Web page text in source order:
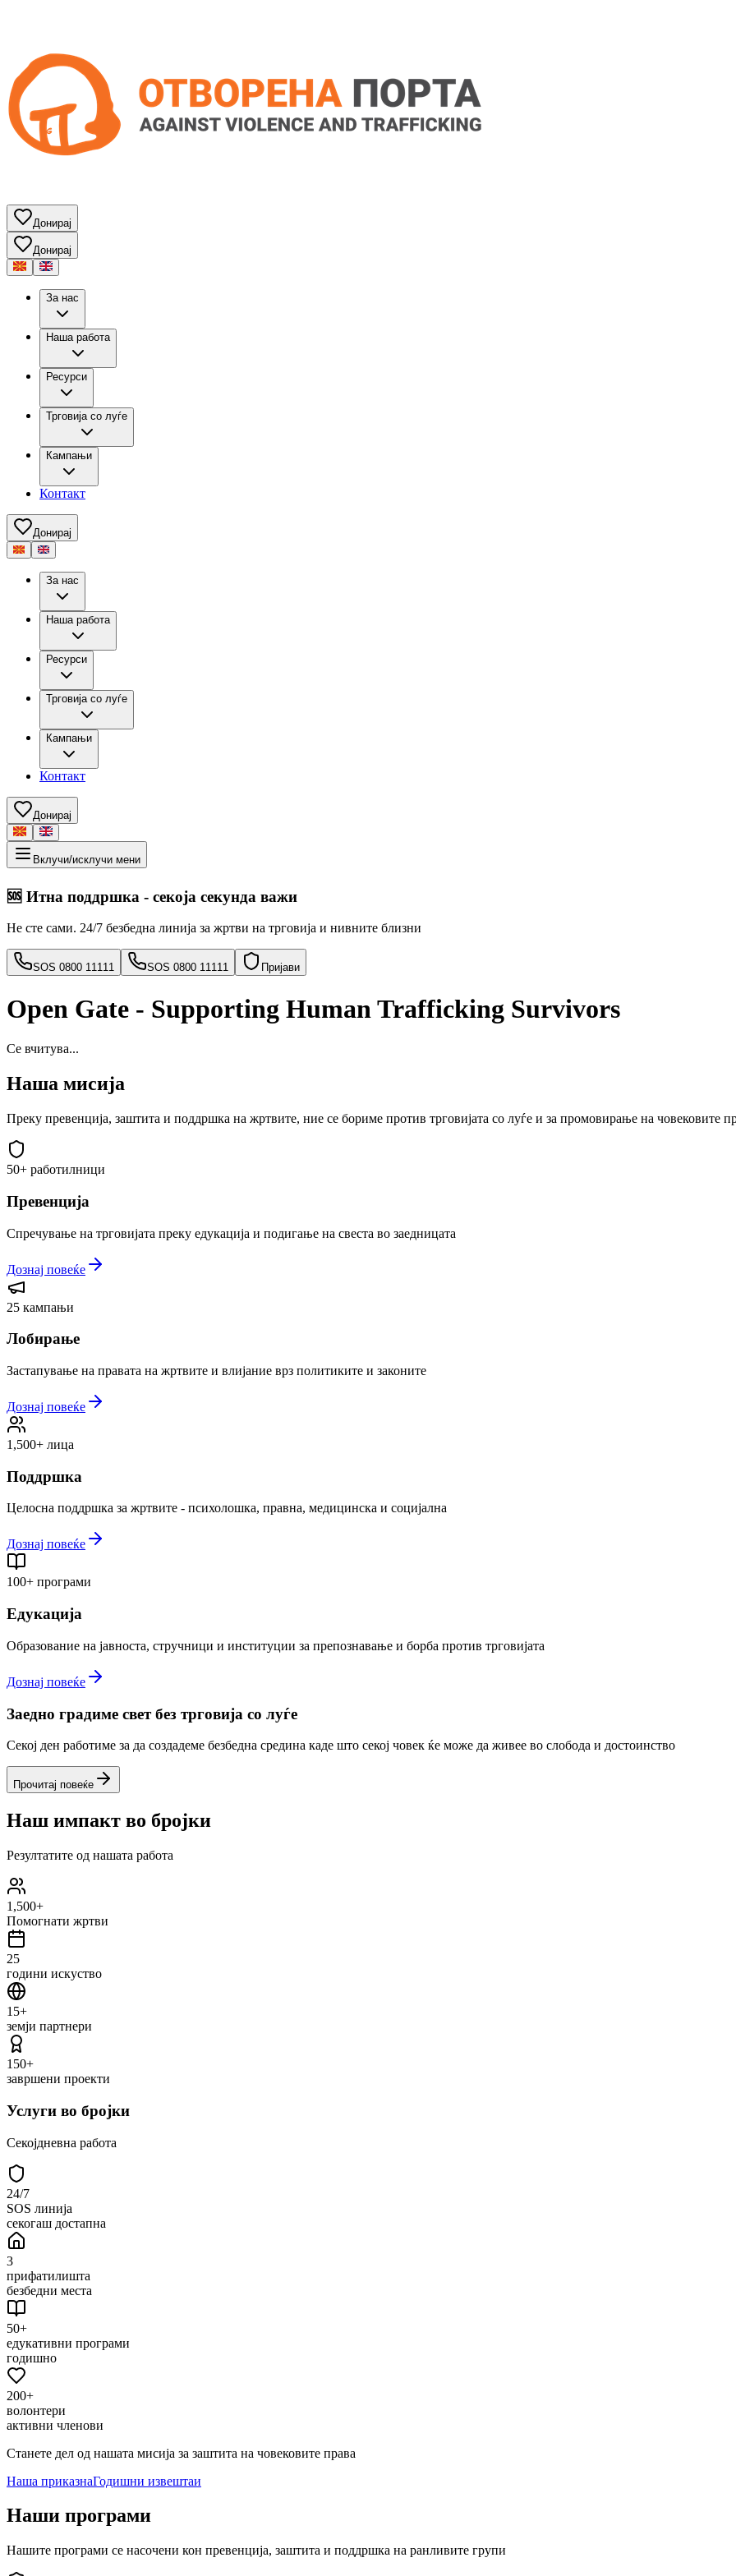
Донирај
Донирај
За нас
Наша работа
Ресурси
Трговија со луѓе
Кампањи
Контакт
Донирај
За нас
Наша работа
Ресурси
Трговија со луѓе
Кампањи
Контакт
Донирај
Вклучи/исклучи мени
🆘 Итна поддршка - секоја секунда важи
Не сте сами. 24/7 безбедна линија за жртви на трговија и нивните близни
SOS 0800 11111 SOS 0800 11111 Пријави
Open Gate - Supporting Human Trafficking Survivors
Се вчитува...
Наша мисија
Преку превенција, заштита и поддршка на жртвите, ние се бориме против трговијата со луѓе и за промовирање на човековите
50+ работилници
Превенција
Спречување на трговијата преку едукација и подигање на свеста во заедницата
Дознај повеќе
25 кампањи
Лобирање
Застапување на правата на жртвите и влијание врз политиките и законите
Дознај повеќе
1,500+ лица
Поддршка
Целосна поддршка за жртвите - психолошка, правна, медицинска и социјална
Дознај повеќе
100+ програми
Едукација
Образование на јавноста, стручници и институции за препознавање и борба против трговијата
Дознај повеќе
Заедно градиме свет без трговија со луѓе
Секој ден работиме за да создадеме безбедна средина каде што секој човек ќе може да живее во слобода и достоинство
Прочитај повеќе
Наш импакт во бројки
Резултатите од нашата работа
1,500+
Помогнати жртви
25
години искуство
15+
земји партнери
150+
завршени проекти
Услуги во бројки
Секојдневна работа
24/7
SOS линија
секогаш достапна
3
прифатилишта
безбедни места
50+
едукативни програми
годишно
200+
волонтери
активни членови
Станете дел од нашата мисија за заштита на човековите права
Наша приказнаГодишни извештаи
Наши програми
Нашите програми се насочени кон превенција, заштита и поддршка на ранливите групи